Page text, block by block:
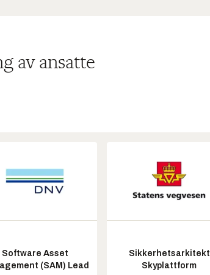
av ansatte
Software Asset
(SAM) Lead
Sikkerhetsarkitekt
Skyplattform